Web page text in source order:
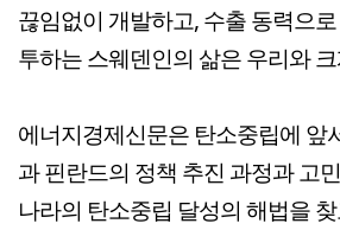
끊임없이 개발하고, 수출 동력으
투하는 스웨덴인의 삶은 우리와
에너지경제신문은 탄소중립에 앞
과 핀란드의 정책 추진 과정과 고
나라의 탄소중립 달성의 해법을